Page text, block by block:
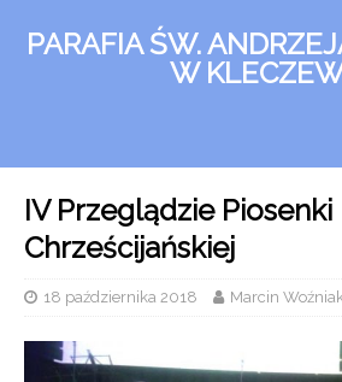
PARAFIA ŚW.
W
IV Przeglądzie Piosenki
Chrześcijańskiej
18 października 2018 Marcin